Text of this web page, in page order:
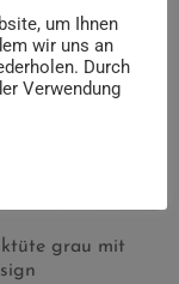
grau mit
um Ihnen
wir uns an
Durch
Verwendung